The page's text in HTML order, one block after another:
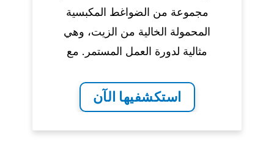
مجموعة من الضواغط المكبسية
المحمولة الخالية من الزيت، وهي
مثالية لدورة العمل المستمر. مع
هذا الضاغط مثاليًا لأي مستخدم
محترف.
استكشفيها الآن